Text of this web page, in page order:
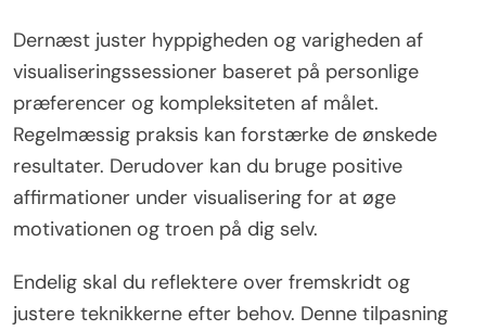
Dernæst juster hyppigheden og varigheden af
visualiseringssessioner baseret på personlige
præferencer og kompleksiteten af målet.
Regelmæssig praksis kan forstærke de ønskede
resultater. Derudover kan du bruge positive
affirmationer under visualisering for at øge
motivationen og troen på dig selv.
Endelig skal du reflektere over fremskridt og
justere teknikkerne efter behov. Denne tilpasning